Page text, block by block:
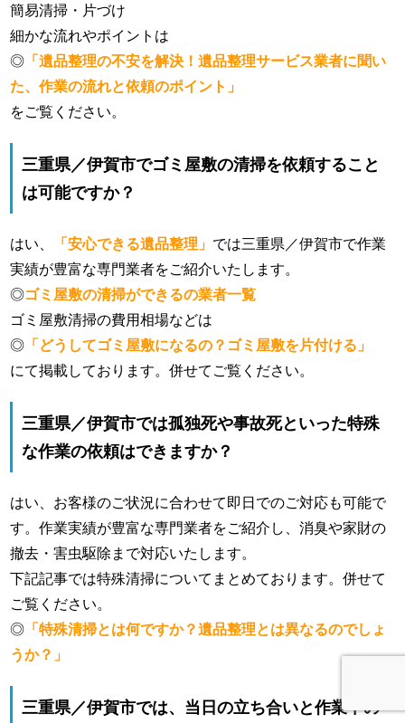
簡易清掃・片づけ
細かな流れやポイントは
◎ 「遺品整理の不安を解決！遺品整理サービス業者に聞い
た、作業の流れと依頼のポイント」
をご覧ください。
三重県／伊賀市でゴミ屋敷の清掃を依頼すること
は可能ですか？
はい、 「安心できる遺品整理」 では三重県／伊賀市で作業
実績が豊富な専門業者をご紹介いたします。
◎ゴミ屋敷の清掃ができるの業者一覧
ゴミ屋敷清掃の費用相場などは
◎ 「どうしてゴミ屋敷になるの？ゴミ屋敷を片付ける」
にて掲載しております。併せてご覧ください。
三重県／伊賀市では孤独死や事故死といった特殊
な作業の依頼はできますか？
はい、お客様のご状況に合わせて即日でのご対応も可能で
す。作業実績が豊富な専門業者をご紹介し、消臭や家財の
撤去・害虫駆除まで対応いたします。
下記記事では特殊清掃についてまとめております。併せて
ご覧ください。
◎ 「特殊清掃とは何ですか？遺品整理とは異なるのでしょ
うか？」
三重県／伊賀市では、当日の立ち合いと作業中の